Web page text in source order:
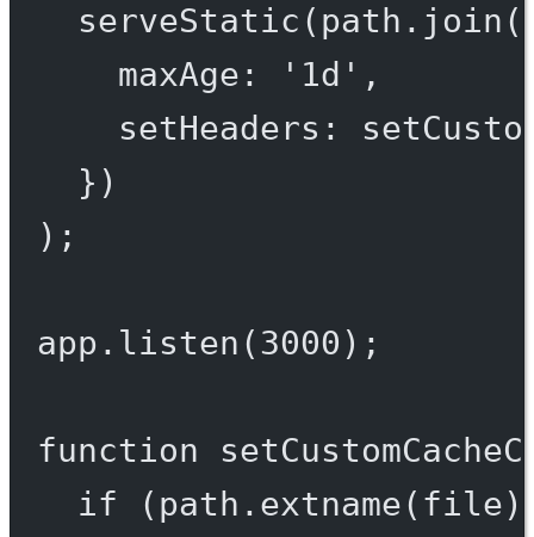
serveStatic (path. join
maxAge:
'1d' ,
setHeaders:
})
);
app. listen (3000 );
function
if (path. extname